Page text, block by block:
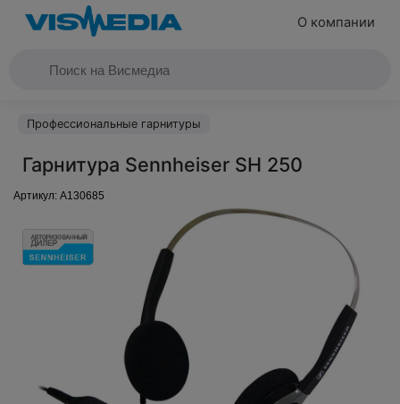
О компании
Профессиональные гарнитуры
Гарнитура Sennheiser SH 250
Артикул: A130685